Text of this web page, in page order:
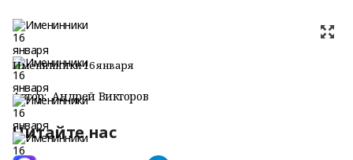
Именинники 16 января
Автор: Андрей Викторов
Читайте нас